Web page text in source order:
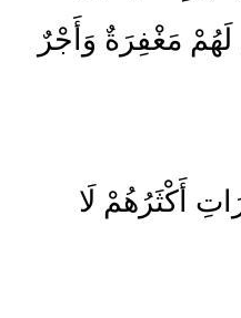
لَهُمْ مَغْفِرَةٌ وَأَجْرٌ
أَكْثَرُهُمْ لَا